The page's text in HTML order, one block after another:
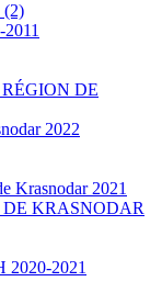
(2)
DE
2022
Krasnodar 2021
KRASNODAR
2021